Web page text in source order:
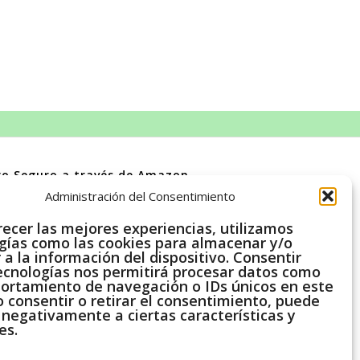
Administración del Consentimiento
las mejores experiencias, utilizamos
como las cookies para almacenar y/o
a la información del dispositivo. Consentir
nos permitirá procesar datos como
de navegación o IDs únicos en este
consentir o retirar el consentimiento, puede
a ciertas características y
Seguro a través de Amazon
obtenemos ingresos por las compras adscritas que
los requisitos aplicables.